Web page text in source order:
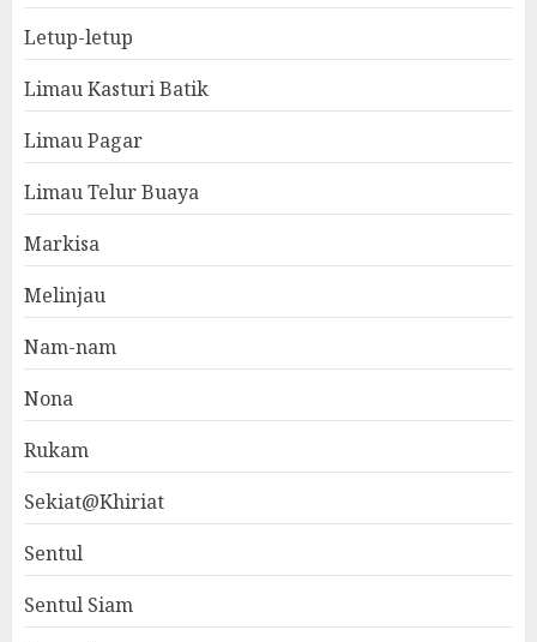
Letup-letup
Limau Kasturi Batik
Limau Pagar
Limau Telur Buaya
Markisa
Melinjau
Nam-nam
Nona
Rukam
Sekiat@Khiriat
Sentul
Sentul Siam